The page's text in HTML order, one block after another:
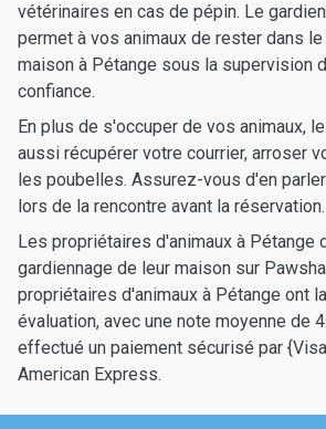
vétérinaires en cas de pépin. Le
permet à vos animaux de rester dans
maison à Pétange sous la supervision
confiance.
En plus de s'occuper de vos animaux,
aussi récupérer votre courrier, arroser
les poubelles. Assurez-vous d'en
lors de la rencontre avant la réservation.
Les propriétaires d'animaux à Pétange
gardiennage de leur maison sur
propriétaires d'animaux à Pétange ont
évaluation, avec une note moyenne de
effectué un paiement sécurisé par
American Express.